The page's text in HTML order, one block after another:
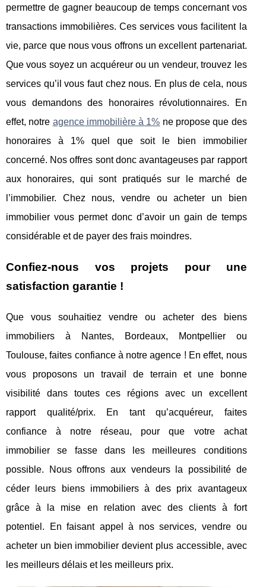
permettre de gagner beaucoup de temps concernant vos
transactions immobilières. Ces services vous facilitent la
vie, parce que nous vous offrons un excellent partenariat.
Que vous soyez un acquéreur ou un vendeur, trouvez les
services qu’il vous faut chez nous. En plus de cela, nous
vous demandons des honoraires révolutionnaires. En
effet, notre agence immobilière à 1% ne propose que des
honoraires à 1% quel que soit le bien immobilier
concerné. Nos offres sont donc avantageuses par rapport
aux honoraires, qui sont pratiqués sur le marché de
l’immobilier. Chez nous, vendre ou acheter un bien
immobilier vous permet donc d’avoir un gain de temps
considérable et de payer des frais moindres.
Confiez-nous vos projets pour une
satisfaction garantie !
Que vous souhaitiez vendre ou acheter des biens
immobiliers à Nantes, Bordeaux, Montpellier ou
Toulouse, faites confiance à notre agence ! En effet, nous
vous proposons un travail de terrain et une bonne
visibilité dans toutes ces régions avec un excellent
rapport qualité/prix. En tant qu’acquéreur, faites
confiance à notre réseau, pour que votre achat
immobilier se fasse dans les meilleures conditions
possible. Nous offrons aux vendeurs la possibilité de
céder leurs biens immobiliers à des prix avantageux
grâce à la mise en relation avec des clients à fort
potentiel. En faisant appel à nos services, vendre ou
acheter un bien immobilier devient plus accessible, avec
les meilleurs délais et les meilleurs prix.